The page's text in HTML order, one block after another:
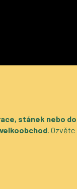
stánek nebo do
. Ozvěte